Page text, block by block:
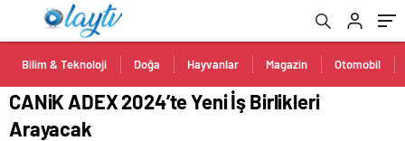
Bilim & Teknoloji Doğa Hayvanlar Magazin Otomobil
CANiK ADEX 2024’te Yeni İş Birlikleri
Arayacak